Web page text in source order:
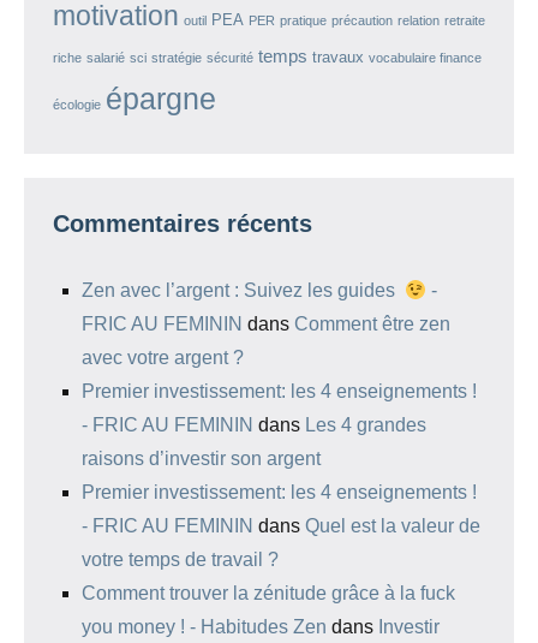
motivation outil PEA PER pratique précaution relation retraite
riche salarié sci stratégie sécurité temps travaux vocabulaire finance
écologie épargne
Commentaires récents
Zen avec l’argent : Suivez les guides
-
FRIC AU FEMININ dans Comment être zen
avec votre argent ?
Premier investissement: les 4 enseignements !
- FRIC AU FEMININ dans Les 4 grandes
raisons d’investir son argent
Premier investissement: les 4 enseignements !
- FRIC AU FEMININ dans Quel est la valeur de
votre temps de travail ?
Comment trouver la zénitude grâce à la fuck
you money ! - Habitudes Zen dans Investir